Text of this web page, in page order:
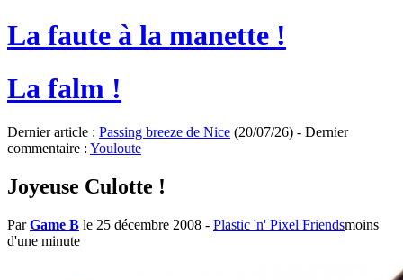
La faute à la manette !
La falm !
Dernier article : Passing breeze de Nice (20/07/26) - Dernier
commentaire : Youloute
Joyeuse Culotte !
ParGame B le 25 décembre 2008 - Plastic 'n' Pixel Friendsmoins
d'une minute